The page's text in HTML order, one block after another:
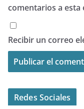
comentarios a esta
Recibir un correo
Redes Sociales